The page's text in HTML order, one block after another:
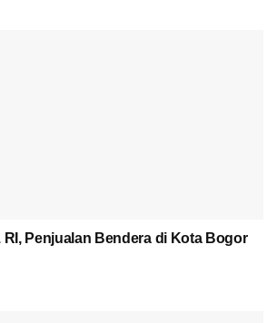
RI, Penjualan Bendera di Kota Bogor